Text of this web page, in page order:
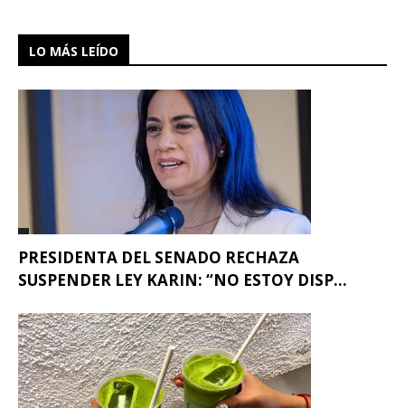
LO MÁS LEÍDO
PRESIDENTA DEL SENADO RECHAZA
SUSPENDER LEY KARIN: “NO ESTOY DISP...